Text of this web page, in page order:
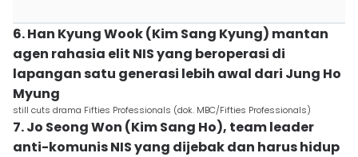
6. Han Kyung Wook (Kim Sang Kyung) mantan
agen rahasia elit NIS yang beroperasi di
lapangan satu generasi lebih awal dari Jung Ho
Myung
still cuts drama Fifties Professionals (dok. MBC/Fifties Professionals)
7. Jo Seong Won (Kim Sang Ho), team leader
anti-komunis NIS yang dijebak dan harus hidup